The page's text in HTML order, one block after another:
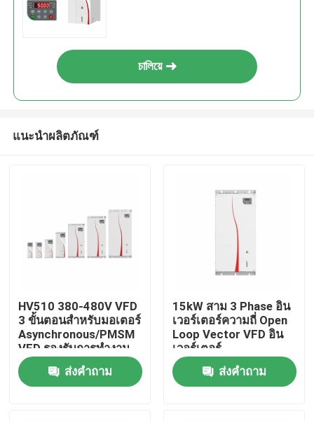
চালিয়ে
แนะนำผลิตภัณฑ์
HV510 380-480V VFD
3 ขั้นตอนสําหรับมอเตอร์
Asynchronous/PMSM
VFD รองรับการทํางาน
หลายความเร็วของ PLC
16-Segmentส่งคำถาม
15kW สาม 3 Phase อิน
เวอร์เตอร์ความถี่ Open
Loop Vector VFD อิน
เวอร์เตอร์
ส่งคำถาม